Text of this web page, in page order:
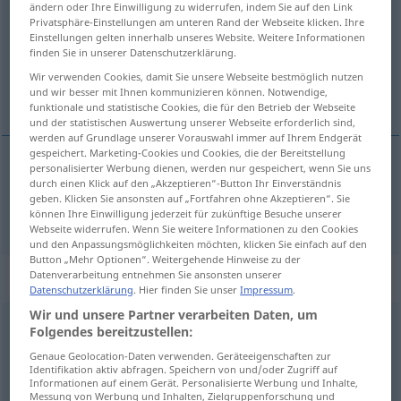
Übersicht aller Übersetzungen
(Für mehr Details die Übersetzung anklicken/antippen)
Film
Filmm film
Beispielsätze für "film"
filmmporno UMG
Porno(film)m
ändern oder Ihre Einwilligung zu widerrufen, indem Sie auf den Link
Privatsphäre-Einstellungen am unteren Rand der Webseite klicken. Ihre
Einstellungen gelten innerhalb unseres Website. Weitere Informationen
finden Sie in unserer Datenschutzerklärung.
Wir verwenden Cookies, damit Sie unsere Webseite bestmöglich nutzen
und wir besser mit Ihnen kommunizieren können. Notwendige,
funktionale und statistische Cookies, die für den Betrieb der Webseite
und der statistischen Auswertung unserer Webseite erforderlich sind,
werden auf Grundlage unserer Vorauswahl immer auf Ihrem Endgerät
gespeichert. Marketing-Cookies und Cookies, die der Bereitstellung
personalisierter Werbung dienen, werden nur gespeichert, wenn Sie uns
durch einen Klick auf den „Akzeptieren“-Button Ihr Einverständnis
geben. Klicken Sie ansonsten auf „Fortfahren ohne Akzeptieren“. Sie
können Ihre Einwilligung jederzeit für zukünftige Besuche unserer
Webseite widerrufen. Wenn Sie weitere Informationen zu den Cookies
und den Anpassungsmöglichkeiten möchten, klicken Sie einfach auf den
Button „Mehr Optionen“. Weitergehende Hinweise zu der
Datenverarbeitung entnehmen Sie ansonsten unserer
Datenschutzerklärung. Hier finden Sie unserImpressum.
Wir und unsere Partner verarbeiten Daten, um
Folgendes bereitzustellen:
Genaue Geolocation-Daten verwenden. Geräteeigenschaften zur
Identifikation aktiv abfragen. Speichern von und/oder Zugriff auf
Informationen auf einem Gerät. Personalisierte Werbung und Inhalte,
Messung von Werbung und Inhalten, Zielgruppenforschung und